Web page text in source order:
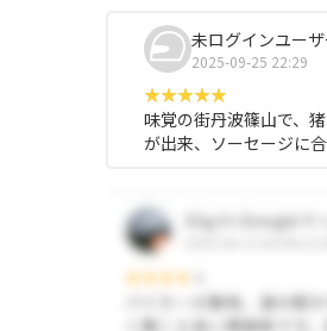
未ログインユー
2025-09-25 22:29
味覚の街丹波篠山で、
が出来、ソーセージに